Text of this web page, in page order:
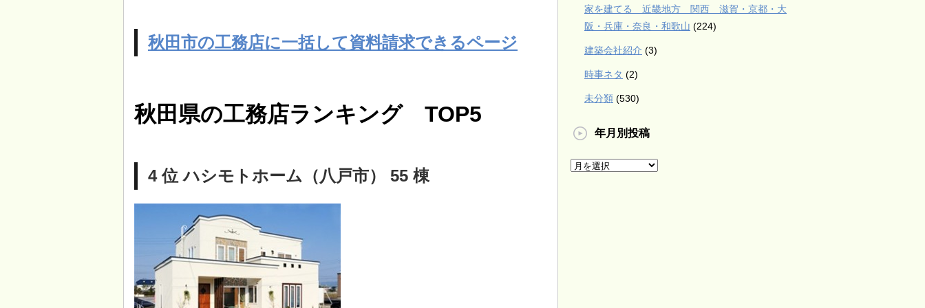
秋田市の工務店に一括して資料請求できるページ
秋田県の工務店ランキング TOP5
4 位 ハシモトホーム（八戸市） 55 棟
家を建てる 近畿地方 関西 滋賀・京都・大
阪・兵庫・奈良・和歌山 (224)
建築会社紹介 (3)
時事ネタ (2)
未分類 (530)
年月別投稿